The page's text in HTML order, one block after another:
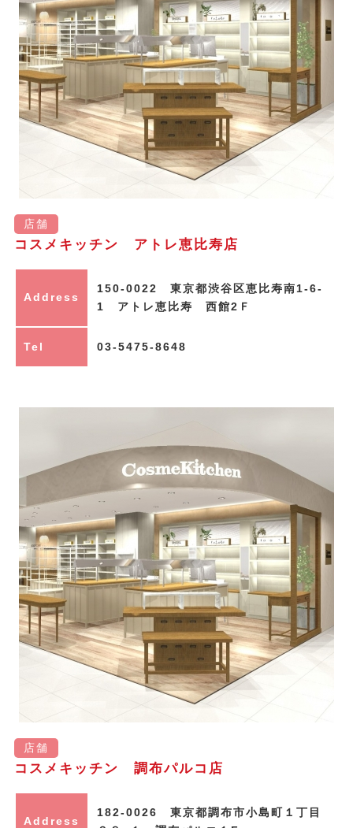
店舗
コスメキッチン アトレ恵比寿店
Address
150-0022 東京都渋谷区恵比寿南1-6-
1 アトレ恵比寿 西館2Ｆ
Tel 03-5475-8648
店舗
コスメキッチン 調布パルコ店
Address
182-0026 東京都調布市小島町１丁目